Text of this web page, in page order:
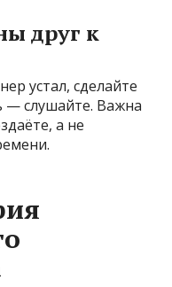
друг к
устал, сделайте
— слушайте. Важна
а не